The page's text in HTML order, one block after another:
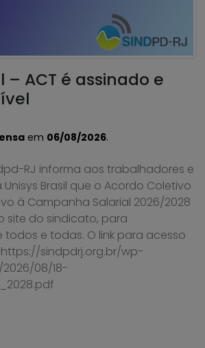
– ACT é assinado e
em 06/08/2026.
RJ informa aos trabalhadores e
Brasil que o Acordo Coletivo
à Campanha Salarial 2026/2028
site do sindicato, para
e todas. O link para acesso
sindpdrj.org.br/wp-
08/18-